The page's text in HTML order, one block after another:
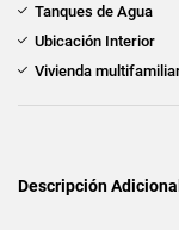
Tanques de Agua
Ubicación Interior
Vivienda
Descripción